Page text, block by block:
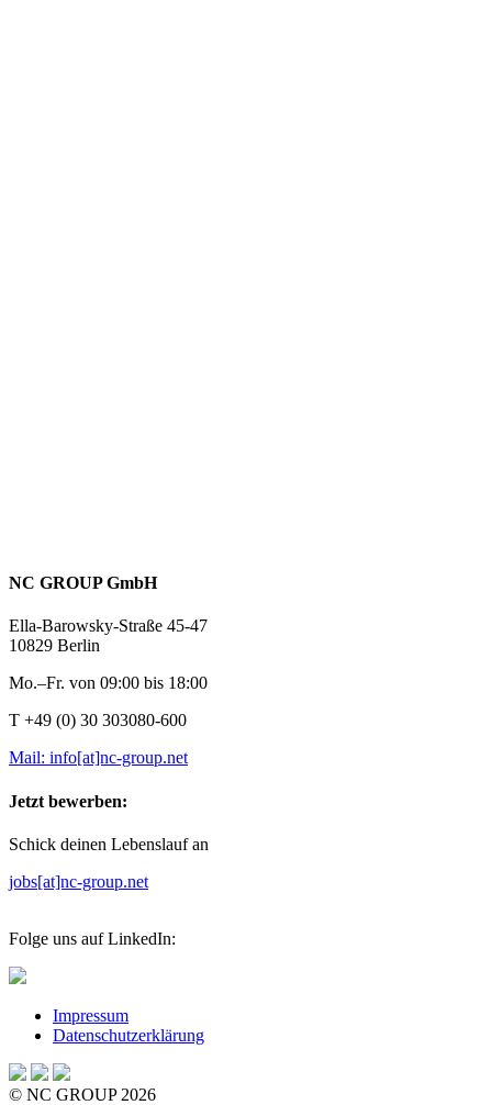
NC GROUP GmbH
Ella-Barowsky-Straße 45-47
10829 Berlin
Mo.–Fr. von 09:00 bis 18:00
T +49 (0) 30 303080-600
Mail: info[at]nc-group.net
Jetzt bewerben:
Schick deinen Lebenslauf an
jobs[at]nc-group.net
Folge uns auf LinkedIn:
Impressum
Datenschutzerklärung
© NC GROUP 2026